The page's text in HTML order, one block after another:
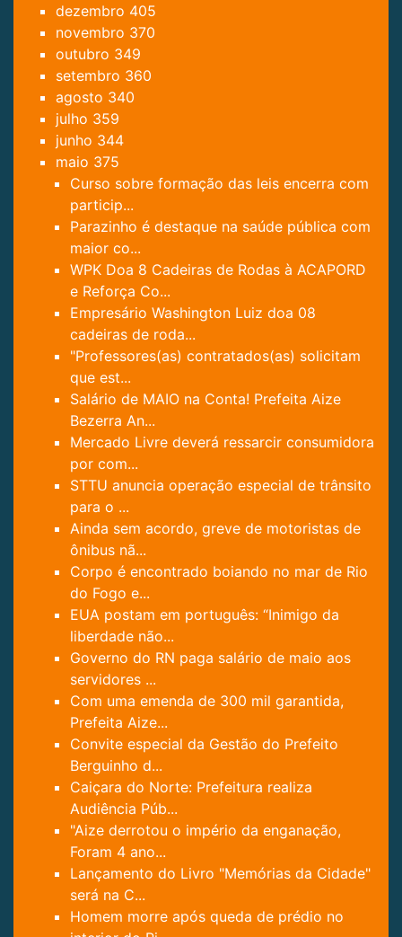
dezembro 405
novembro 370
outubro 349
setembro 360
agosto 340
julho 359
junho 344
maio 375
Curso sobre formação das leis encerra com
particip...
Parazinho é destaque na saúde pública com
maior co...
WPK Doa 8 Cadeiras de Rodas à ACAPORD
e Reforça Co...
Empresário Washington Luiz doa 08
cadeiras de roda...
"Professores(as) contratados(as) solicitam
que est...
Salário de MAIO na Conta! Prefeita Aize
Bezerra An...
Mercado Livre deverá ressarcir consumidora
por com...
STTU anuncia operação especial de trânsito
para o ...
Ainda sem acordo, greve de motoristas de
ônibus nã...
Corpo é encontrado boiando no mar de Rio
do Fogo e...
EUA postam em português: “Inimigo da
liberdade não...
Governo do RN paga salário de maio aos
servidores ...
Com uma emenda de 300 mil garantida,
Prefeita Aize...
Convite especial da Gestão do Prefeito
Berguinho d...
Caiçara do Norte: Prefeitura realiza
Audiência Púb...
"Aize derrotou o império da enganação,
Foram 4 ano...
Lançamento do Livro "Memórias da Cidade"
será na C...
Homem morre após queda de prédio no